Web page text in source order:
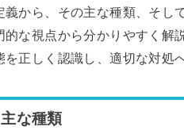
義から、その主な種類、そし
的な視点から分かりやすく解
正しく認識し、適切な対処
な種類